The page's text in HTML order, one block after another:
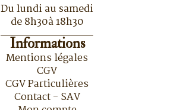
Du lundi au samedi
de 8h30à 18h30
Informations
Mentions légales
CGV
CGV Particulières
Contact - SAV